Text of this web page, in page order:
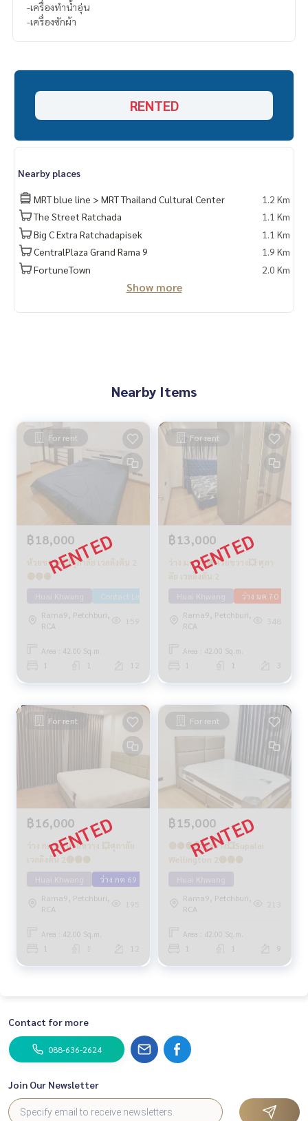
-เครื่องทำน้ำอุ่น
-เครื่องซักผ้า
RENTED
Nearby places
MRT blue line > MRT Thailand Cultural Center
1.2 Km
The Street Ratchada
1.1 Km
Big C Extra Ratchadapisek
1.1 Km
CentralPlaza Grand Rama 9
1.9 Km
FortuneTown
2.0 Km
Show more
Nearby Items
For rent
฿18,000
ห้วยขวาง 💥ศุภาลัย เวลลิงตัน 2
🔴🟢🟡
Contact Line
Rama9, Petchburi,
RCA
159
Area : 42.00 Sq.m.
1 1 12
For rent
฿13,000
ว่าง มค 70🟡ห้วยขวาง💥 ศุภา
ลัย เวลลิงตัน 2
ว่าง มค 70
Rama9, Petchburi,
RCA
348
Area : 42.00 Sq.m.
1 1 3
For rent
฿16,000
ว่าง กค 69 ห้วยขวาง 💥ศุภาลัย
เวลลิงตัน 2🔴🟢🟡
ว่าง กค 69
Rama9, Petchburi,
RCA
195
Area : 42.00 Sq.m.
1 1 12
For rent
฿15,000
🔴🟡🟢ห้วยขวาง💥Supalai
Wellington 2🔴🟢🟡
Rama9, Petchburi,
RCA
Area : 42.00 Sq.m.
1 1 9
Contact for more
088-636-2624
Join Our Newsletter